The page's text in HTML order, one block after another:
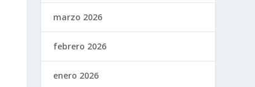
marzo 2026
febrero 2026
enero 2026